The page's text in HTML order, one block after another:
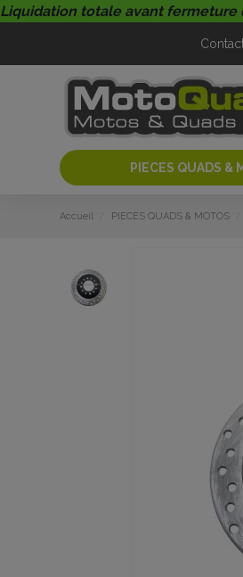
Liquidation totale avant fermeture
PIECES QUADS &
Accueil PIECES QUADS & MOTOS